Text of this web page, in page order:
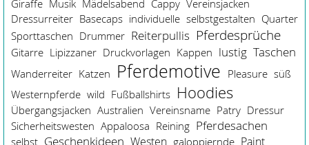
Giraffe Musik Mädelsabend Cappy Vereinsjacken
Dressurreiter Basecaps individuelle selbstgestalten Quarter
Sporttaschen Drummer Reiterpullis Pferdesprüche
Gitarre Lipizzaner Druckvorlagen Kappen lustig Taschen
Wanderreiter Katzen Pferdemotive Pleasure süß
Westernpferde wild Fußballshirts Hoodies
Übergangsjacken Australien Vereinsname Patry Dressur
Sicherheitswesten Appaloosa Reining Pferdesachen
selbst Geschenkideen Westen galoppiernde Paint